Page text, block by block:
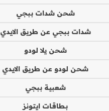
شحن شدات ببجي
شدات ببجي عن طريق الايدي
شحن يلا لودو
شحن لودو عن طريق الايدي
شعبية ببجي
بطاقات ايتونز